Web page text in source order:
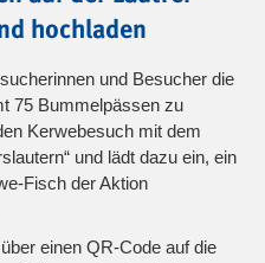
hochladen
und Besucher die
75 Bummelpässen zu
Kerwebesuch mit dem
und lädt dazu ein, ein
Fisch der Aktion
einen QR-Code auf die